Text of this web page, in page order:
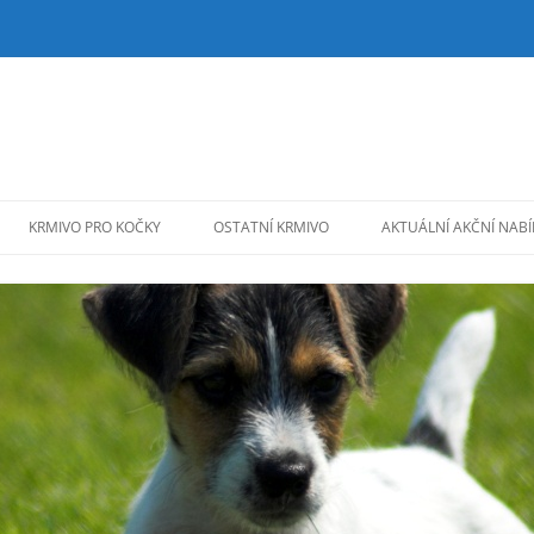
KRMIVO PRO KOČKY OSTATNÍ KRMIVO AKTUÁLNÍ AKČNÍ